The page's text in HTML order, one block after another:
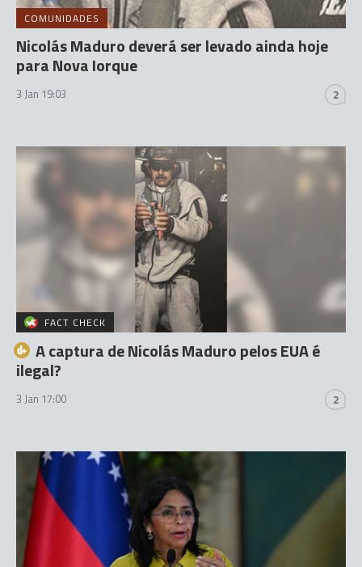
COMUNIDADES
Nicolás Maduro deverá ser levado ainda hoje
para Nova Iorque
3 Jan 19:03 2
FACT CHECK
A captura de Nicolás Maduro pelos EUA é
ilegal?
3 Jan 17:00 2